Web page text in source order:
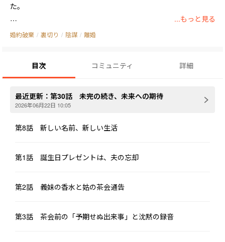
た。
「遥の気分が落ち込んでる。今日はそばにいてやる」
が車内で寄り添う親密なスクープ写真。
撮影された時間は、まさに彼が電話を切った直後だった。
三年間の結婚生活。
葵は彼にとって、家族を納得させるための完璧な妻役。
た。
「また新しいのを仕立てればいいだろ」
...もっと見る
婚約破棄 / 裏切り / 陰謀 / 離婚
目次 コミュニティ 詳細
最近更新： 第30話 未完の続き、未来への期待
2026年06月22日 10:05
第8話 新しい名前、新しい生活
第1話 誕生日プレゼントは、夫の忘却
第2話 義妹の香水と姑の茶会通告
第3話 茶会前の「予期せぬ出来事」と沈黙の録音